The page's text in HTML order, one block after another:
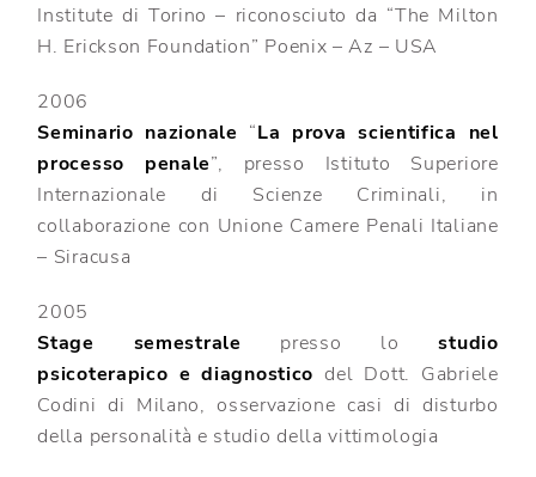
Institute di Torino – riconosciuto da “The Milton
H. Erickson Foundation” Poenix – Az – USA
2006
Seminario nazionale “La prova scientifica nel
processo penale”, presso Istituto Superiore
Internazionale di Scienze Criminali, in
collaborazione con Unione Camere Penali Italiane
– Siracusa
2005
Stage semestrale presso lostudio
psicoterapico e diagnostico del Dott. Gabriele
Codini di Milano, osservazione casi di disturbo
della personalità e studio della vittimologia